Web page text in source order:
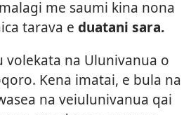
me saumi kina nona
tarava e duatani sara.
na Ulunivanua o
Kena imatai, e bula na
na veiulunivanua qai